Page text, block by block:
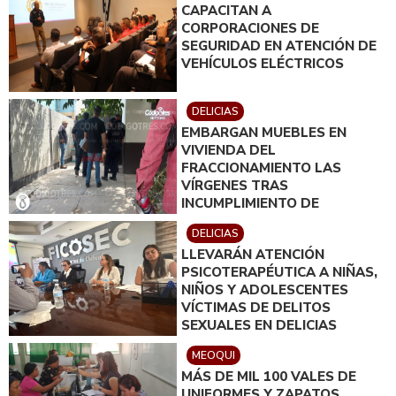
CAPACITAN A
CORPORACIONES DE
SEGURIDAD EN ATENCIÓN DE
VEHÍCULOS ELÉCTRICOS
DELICIAS
EMBARGAN MUEBLES EN
VIVIENDA DEL
FRACCIONAMIENTO LAS
VÍRGENES TRAS
INCUMPLIMIENTO DE
ACUERDO DE PAGO
DELICIAS
LLEVARÁN ATENCIÓN
PSICOTERAPÉUTICA A NIÑAS,
NIÑOS Y ADOLESCENTES
VÍCTIMAS DE DELITOS
SEXUALES EN DELICIAS
MEOQUI
MÁS DE MIL 100 VALES DE